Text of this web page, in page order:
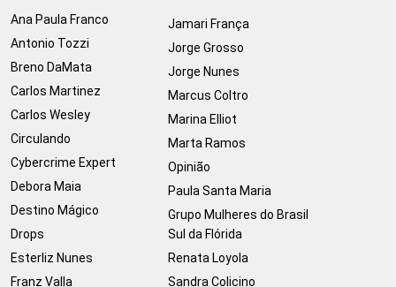
Ana Paula Franco
Antonio Tozzi
Breno DaMata
Carlos Martinez
Carlos Wesley
Circulando
Cybercrime Expert
Debora Maia
Destino Mágico
Drops
Esterliz Nunes
Franz Valla
Jamari França
Jorge Grosso
Jorge Nunes
Marcus Coltro
Marina Elliot
Marta Ramos
Opinião
Paula Santa Maria
Grupo Mulheres do Brasil
Sul da Flórida
Renata Loyola
Sandra Colicino